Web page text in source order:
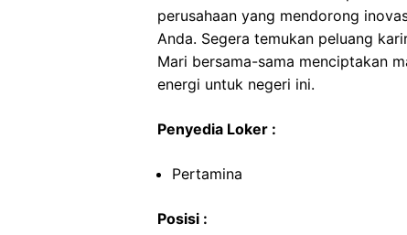
perusahaan yang mendorong
Anda. Segera temukan peluang
Mari bersama-sama menciptakan
energi untuk negeri ini.
Penyedia Loker :
Pertamina
Posisi :